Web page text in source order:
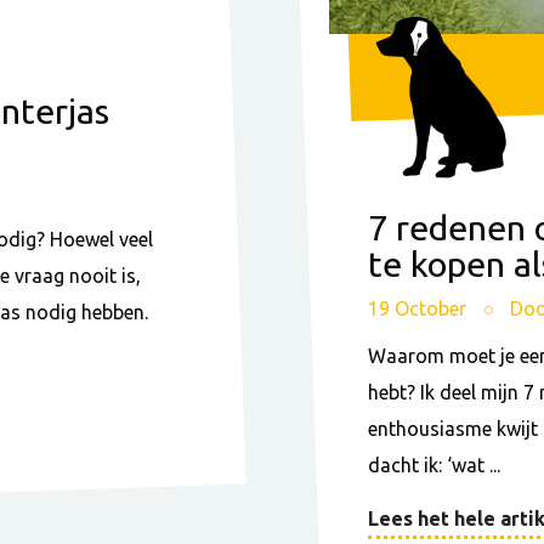
Hoewel veel
vraag nooit is,
nodig hebben.
7 redenen
te kopen
19 October
Waarom moet je
hebt? Ik deel mijn
enthousiasme kwijt
dacht ik: ‘wat ...
Lees het hele